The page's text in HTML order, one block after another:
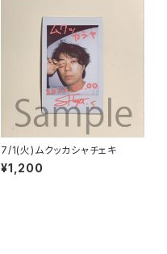
7/1(火)ムクッカシャチェキ
¥1,200